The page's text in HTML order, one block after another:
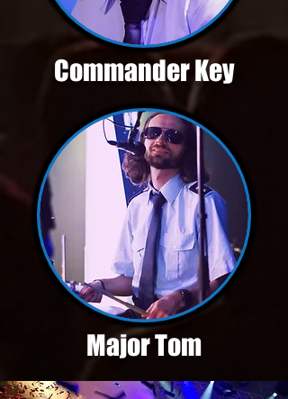
Commander Key
Major Tom